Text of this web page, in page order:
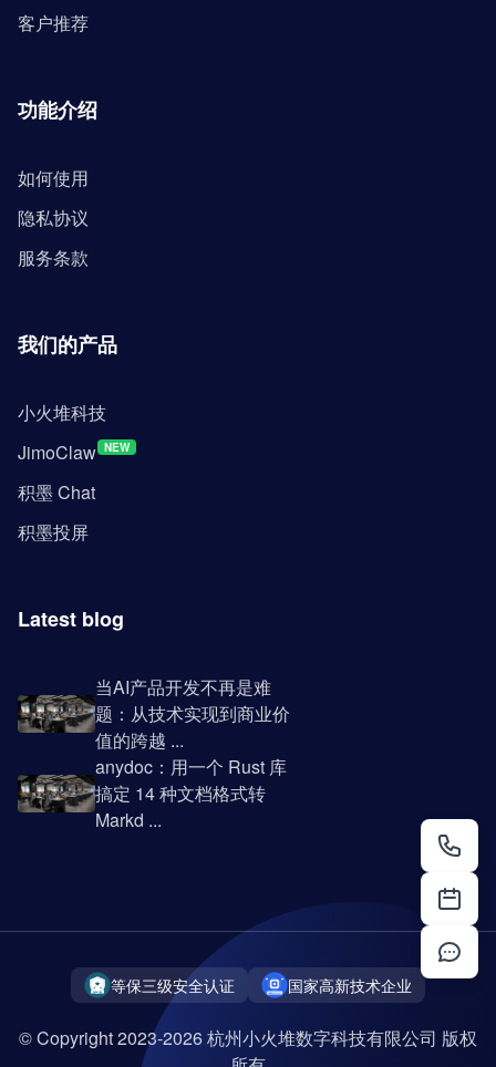
客户推荐
功能介绍
如何使用
隐私协议
服务条款
我们的产品
小火堆科技
JimoClaw NEW
积墨 Chat
积墨投屏
Latest blog
当AI产品开发不再是难
题：从技术实现到商业价
值的跨越 ...
anydoc：用一个 Rust 库
搞定 14 种文档格式转
Markd ...
等保三级安全认证 国家高新技术企业
© Copyright 2023-2026 杭州小火堆数字科技有限公司 版权